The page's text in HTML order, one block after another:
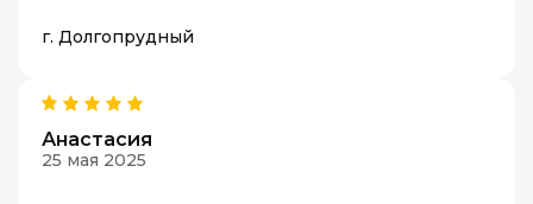
г. Долгопрудный
Анастасия
25 мая 2025